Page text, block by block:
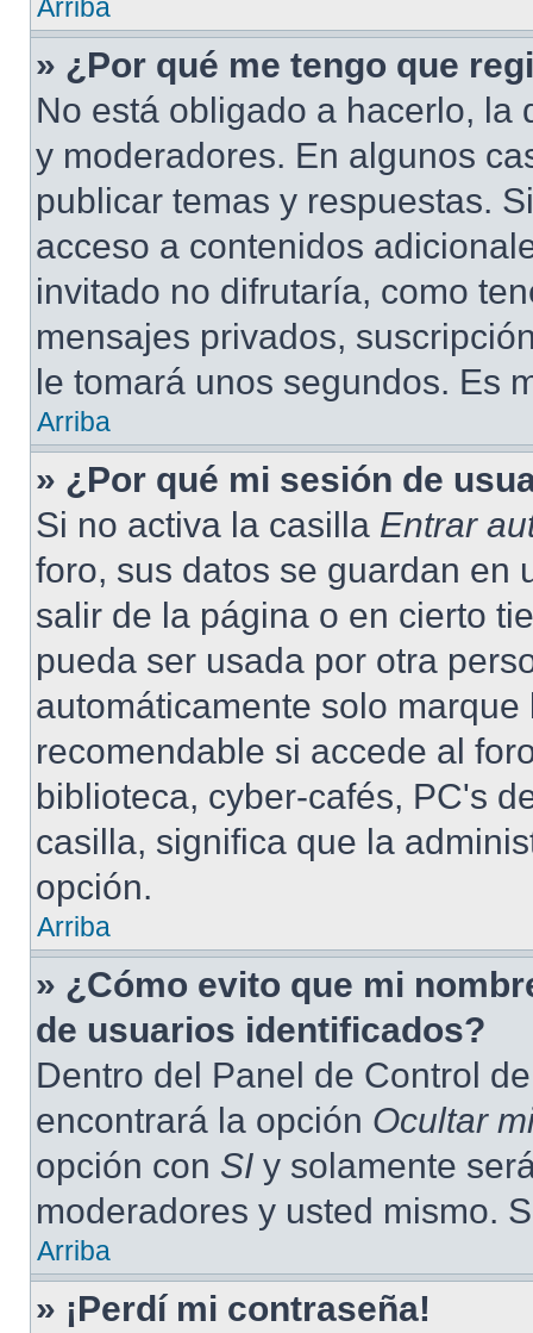
Arriba
» ¿Por qué me tengo que
No está obligado a hacerlo, la
y moderadores. En algunos
publicar temas y respuestas.
acceso a contenidos
invitado no difrutaría, como
mensajes privados,
le tomará unos segundos. Es
Arriba
» ¿Por qué mi sesión de
Si no activa la casilla Entrar
foro, sus datos se guardan en
salir de la página o en cierto
pueda ser usada por otra
automáticamente solo
recomendable si accede al
biblioteca, cyber-cafés, PC's
casilla, significa que la
opción.
Arriba
» ¿Cómo evito que mi
de usuarios identificados?
Dentro del Panel de Control
encontrará la opción Ocultar
opción con SI y solamente
moderadores y usted mismo.
Arriba
» ¡Perdí mi contraseña!